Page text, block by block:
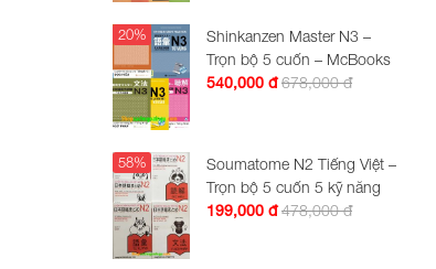
Shinkanzen Master N3 –
Trọn bộ 5 cuốn – McBooks
540,000 đ 678,000 đ
20%
Soumatome N2 Tiếng Việt –
Trọn bộ 5 cuốn 5 kỹ năng
199,000 đ 478,000 đ
58%